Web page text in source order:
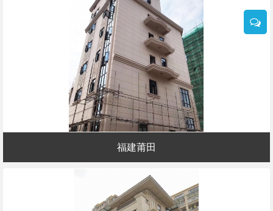
福建莆田